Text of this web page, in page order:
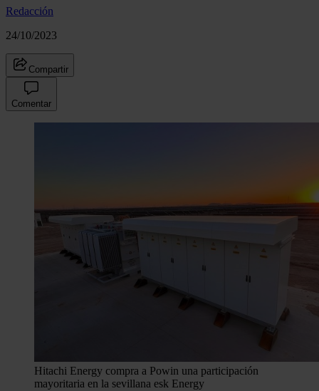
Redacción
24/10/2023
Compartir
Comentar
Hitachi Energy compra a Powin una participación
mayoritaria en la sevillana esk Energy